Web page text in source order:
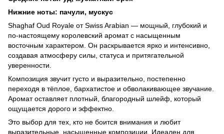
Нижние ноты: пачули, мускус
Shaghaf Oud Royale от Swiss Arabian — мощный, глубокий и
по-настоящему королевский аромат с насыщенным
восточным характером. Он раскрывается ярко и интенсивно,
создавая атмосферу силы, статуса и притягательной
уверенности.
Композиция звучит густо и выразительно, постепенно
переходя в тёплое, бархатистое и обволакивающее звучание.
Аромат оставляет плотный, благородный шлейф, который
ощущается дорого и эффектно.
Это выбор для тех, кто не боится внимания и любит
выразительные, насыщенные композиции. Идеален для